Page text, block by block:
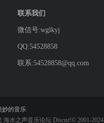
联系我们
微信号:wglkyj
QQ:54528858
联系:54528858@qq.com
妙的音乐
海水之声音乐论坛 Discuz!© 2001-2024